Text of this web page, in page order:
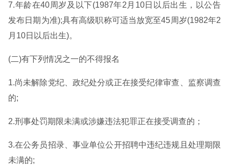
7.年龄在40周岁及以下(1987年2月10日以后出生，以公告
发布日期为准);具有高级职称可适当放宽至45周岁(1982年2
月10日以后出生)。
(二)有下列情况之一的不得报名
1.尚未解除党纪、政纪处分或正在接受纪律审查、监察调查
的;
2.刑事处罚期限未满或涉嫌违法犯罪正在接受调查的；
3.在公务员招录、事业单位公开招聘中违纪违规且处理期限
未满的;